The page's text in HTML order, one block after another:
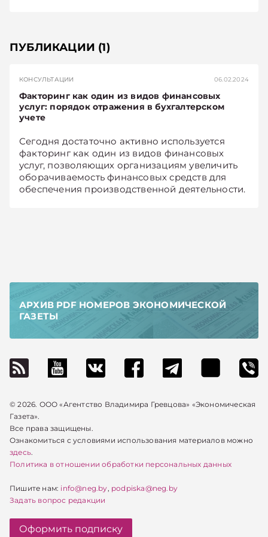
ПУБЛИКАЦИИ (1)
КОНСУЛЬТАЦИИ 06.02.2024
Факторинг как один из видов финансовых
услуг: порядок отражения в бухгалтерском
учете
Сегодня достаточно активно используется
факторинг как один из видов финансовых
услуг, позволяющих организациям увеличить
оборачиваемость финансовых средств для
обеспечения производственной деятельности.
АРХИВ PDF НОМЕРОВ ЭКОНОМИЧЕСКОЙ
ГАЗЕТЫ
© 2026. ООО «Агентство Владимира Гревцова» «Экономическая
Газета».
Все права защищены.
Ознакомиться с условиями использования материалов можно
здесь.
Политика в отношении обработки персональных данных
Пишите нам: info@neg.by, podpiska@neg.by
Задать вопрос редакции
Оформить подписку